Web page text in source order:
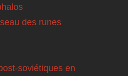
des runes
soviétiques en